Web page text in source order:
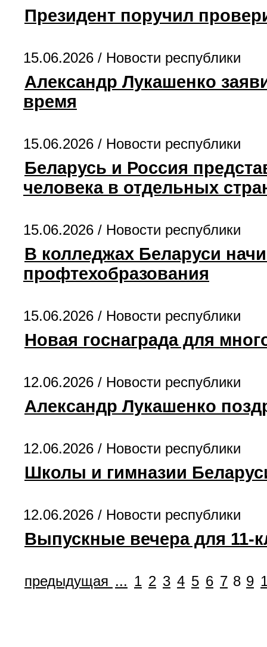
Президент поручил
15.06.2026 / Новости республики
Александр Лукашенко
время
15.06.2026 / Новости республики
Беларусь и Россия
человека в отдельных
15.06.2026 / Новости республики
В колледжах Беларуси
профтехобразования
15.06.2026 / Новости республики
Новая госнаграда для
12.06.2026 / Новости республики
Александр Лукашенко
12.06.2026 / Новости республики
Школы и гимназии
12.06.2026 / Новости республики
Выпускные вечера для 11-
предыдущая ... 1 2 3 4 5 6 7 8 9